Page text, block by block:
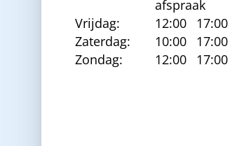
afspraak
Vrijdag:
12:00
17:00
Zaterdag:
10:00
17:00
Zondag:
12:00 17:00